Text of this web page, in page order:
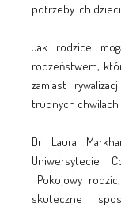
potrzeby ich dzieci.
Jak rodzice
rodzeństwem,
zamiast
trudnych
Dr Laura
Uniwersytecie
Pokojowy
skuteczne